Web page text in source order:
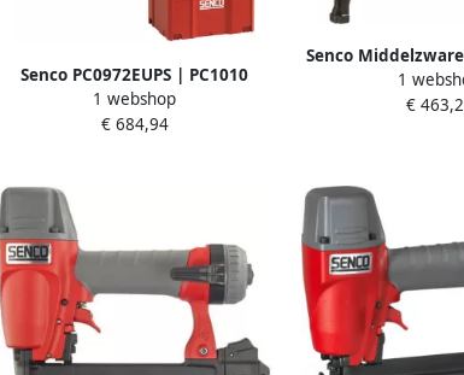
Senco PC0972EUPS | PC1010
compressor + SLS18Mg samen in
T-loc systainer PC0972EUPS
1 webshop
€ 684,94
Senco
SLS18-M Mg BF
1
€